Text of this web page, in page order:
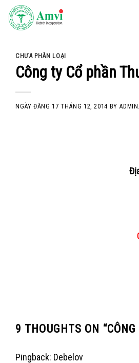
Skip
CHƯA PHÂN LOẠI
Công ty Cổ phần
NGÀY ĐĂNG17 THÁNG 12, 2014 BY
9 THOUGHTS ON “
Pingback: Debelov